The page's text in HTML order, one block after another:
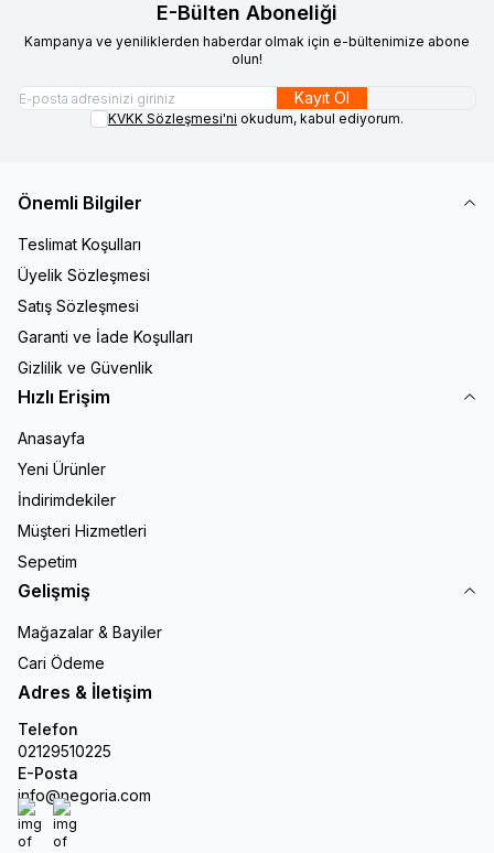
E-Bülten Aboneliği
Kampanya ve yeniliklerden haberdar olmak için e-bültenimize abone
olun!
Kayıt Ol
KVKK Sözleşmesi'ni okudum, kabul ediyorum.
Önemli Bilgiler
Teslimat Koşulları
Üyelik Sözleşmesi
Satış Sözleşmesi
Garanti ve İade Koşulları
Gizlilik ve Güvenlik
Hızlı Erişim
Anasayfa
Yeni Ürünler
İndirimdekiler
Müşteri Hizmetleri
Sepetim
Gelişmiş
Mağazalar & Bayiler
Cari Ödeme
Adres & İletişim
Telefon
02129510225
E-Posta
info@negoria.com
Instagram